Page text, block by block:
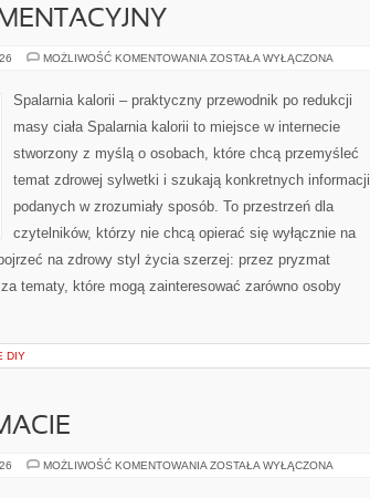
MOŻLIWOŚĆ KOMENTOWANIA PORADNIK
ZOSTAŁA WYŁĄCZONA
Spalarnia kalorii – praktyczny przewodnik po redukcji
masy ciała Spalarnia kalorii to miejsce w internecie
stworzony z myślą o osobach, które chcą przemyśleć
temat zdrowej sylwetki i szukają konkretnych informacji
podanych w zrozumiały sposób. To przestrzeń dla
czytelników, którzy nie chcą opierać się wyłącznie na
na zdrowy styl życia szerzej: przez pryzmat
tematy, które mogą zainteresować zarówno osoby
DIY
MOŻLIWOŚĆ KOMENTOWANIA CZYTELNICY
ZOSTAŁA WYŁĄCZONA